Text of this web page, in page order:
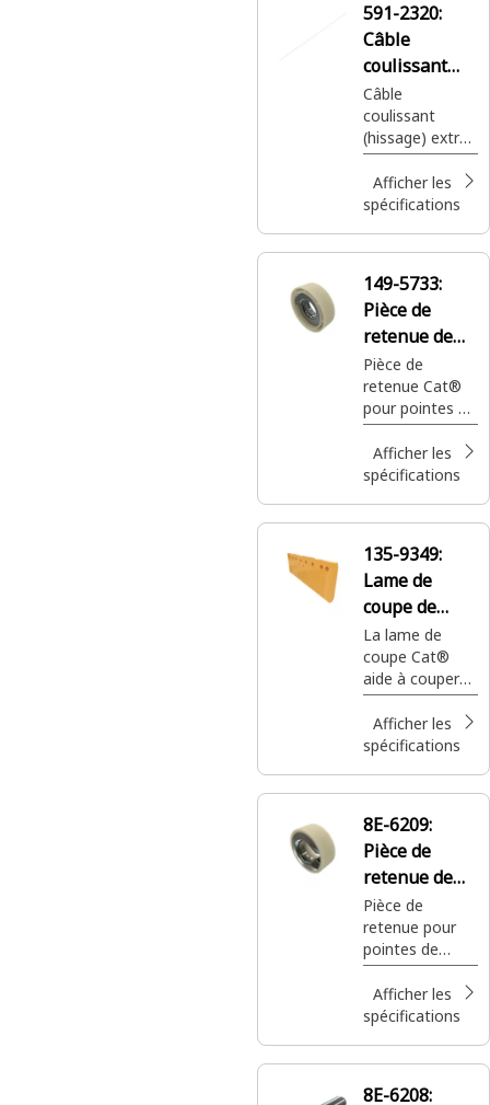
l’excavation. Les
pièces de
retenue de
pointe fixent les
dents du godet
sur le bord pour
les empêcher
de se déplacer
pendant
l’excavation.
591-2320:
Câble
coulissant
(hissage)
extra-robuste
Câble
coulissant
(hissage) extra-
robuste Cat®,
105,3 mm (345,
6 ft)
Afficher les
spécifications
149-5733:
Pièce de
retenue de
gouille de
pointe
Pièce de
retenue Cat®
pour pointes de
godet et
godets
normaux GP
Afficher les
spécifications
135-9349:
Lame de
coupe de
1216,8 mm de
long
La lame de
coupe Cat®
aide à couper
de nombreux
matériaux tels
que la terre, les
débris ou la
offre une
surface
tranchante
pour pénétrer
efficacement
dans le sol et
pour pousser et
soulever les
matériaux.
Afficher les
spécifications
8E-6209:
Pièce de
retenue de
gouille de
pointe
Pièce de
retenue pour
pointes de
godet de pelle
et pointes de
ripper Cat®
Afficher les
spécifications
8E-6208: